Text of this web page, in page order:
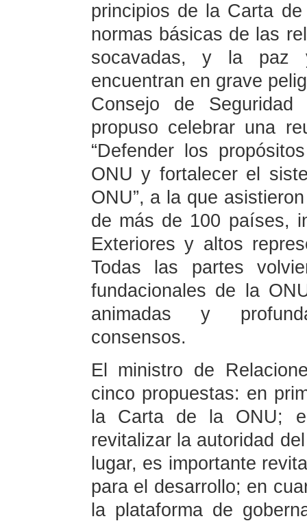
principios de la Carta
normas básicas de las
socavadas, y la paz
encuentran en grave
Consejo de
propuso celebrar una
“Defender los
ONU y fortalecer el
ONU”, a la que
de más de 100 países,
Exteriores y altos
Todas las partes
fundacionales de la
animadas y
consensos.
El ministro de
cinco propuestas: en
la Carta de la ONU;
revitalizar la autoridad
lugar, es importante
para el desarrollo; en
la plataforma de